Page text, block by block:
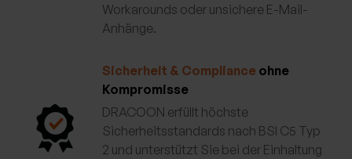
Workarounds oder unsichere E-Mail-
Anhänge.
Sicherheit & Compliance ohne
Kompromisse
DRACOON erfüllt höchste
Sicherheitsstandards nach BSI C5 Typ
2 und unterstützt Sie bei der Einhaltung